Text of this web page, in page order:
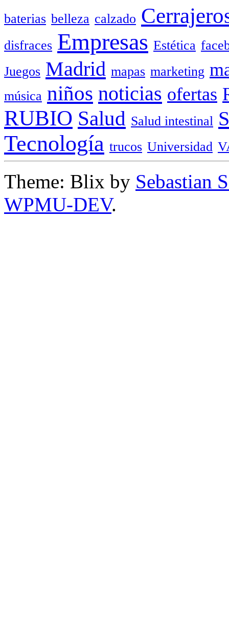
baterias belleza calzado
disfraces Empresas Estética
Juegos Madrid mapas marketing
música niños noticias ofertas
RUBIO Salud Salud intestinal
Tecnología trucos Universidad
Theme: Blix by Sebastian
WPMU-DEV.